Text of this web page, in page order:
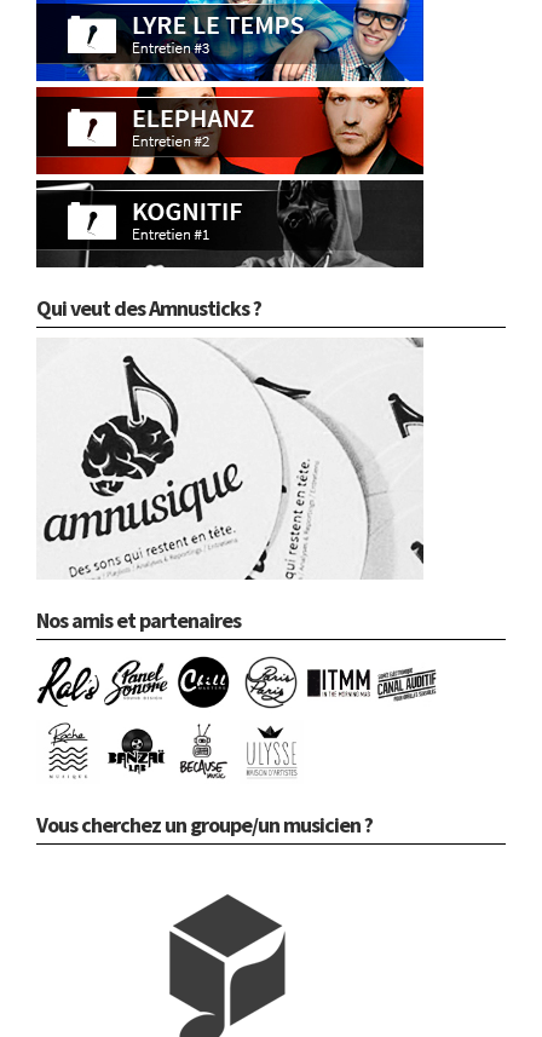
Qui veut des Amnusticks ?
Nos amis et partenaires
Vous cherchez un groupe/un musicien ?